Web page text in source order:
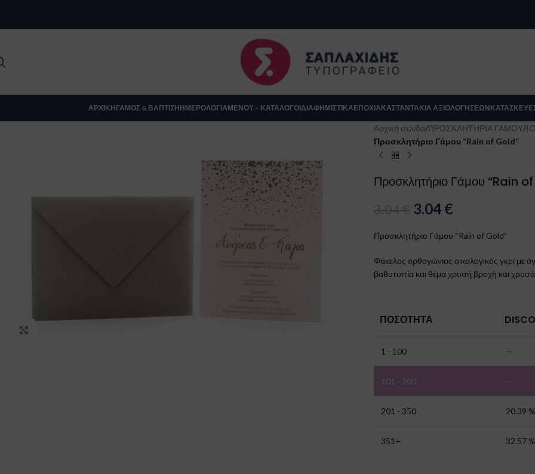
ΑΡΧΙΚΉΓΆΜΟΣ & ΒΆΠΤΙΣΗΗΜΕΡΟΛΌΓΙΑΜΕΝΟΎ – ΚΑΤΆΛΟΓΟΙΔΙΑΦΗΜΙΣΤΙΚΑΕΠΟΧΙΑΚΆΣΤΑΝΤΆΚΙΑ ΑΞΙΟΛΟΓΉΣΕΩΝ
Αρχική σελίδα/ΠΡΟΣΚΛΗΤΗΡΙΑ ΓΑΜΟΥ/
Προσκλητήριο Γάμου “Rain of Gold”
Προσκλητήριο Γάμου “Rain
3.04 €
Προσκλητήριο Γάμου “Rain of Gold”
Φάκελος ορθογώνιος οικολογικός γκρι με
βαθυτυπία και θέμα χρυσή βροχή και
ΠΟΣΌΤΗΤΑ
1 - 100 —
101 - 200 —
201 - 350 20.39 %
351+ 32.57 %